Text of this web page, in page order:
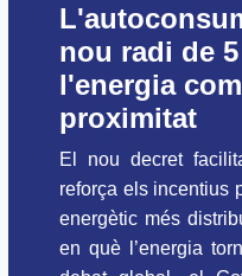
nou radi de
l'energia
proximitat
El nou decret
reforça els incentius
energètic més
en què l’energia